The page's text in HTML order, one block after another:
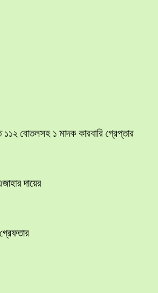
১১২ বোতলসহ ১ মাদক কারবারি গ্রেপ্তার
দায়ের